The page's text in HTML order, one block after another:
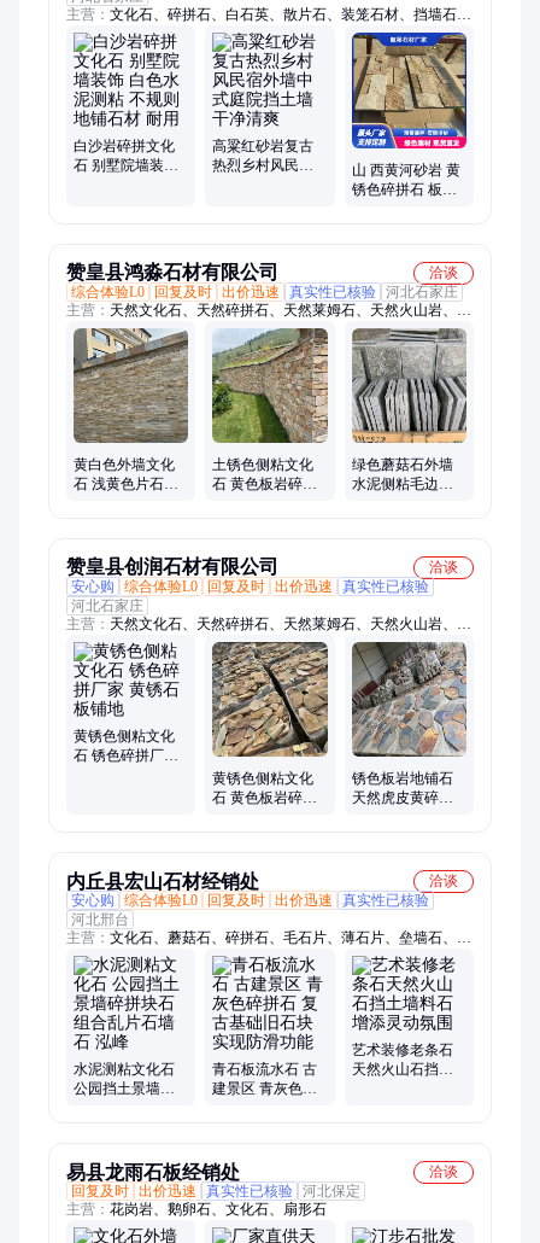
主营： 文化石、碎拼石、白石英、散片石、装笼石材、挡墙石
材、宝石蓝石角、外墙背景墙、水泥测粘板、柏坡黄景观石、粉
砂岩蘑菇石、公园草坪脚踏石、蘑菇石、景观石、垒墙石、砾
石、河卵石、人造仿古石、黄色雨花石、虎皮黄不规则石、黄色
旱溪石
白沙岩碎拼文化
石 别墅院墙装饰
高粱红砂岩复古
热烈乡村风民宿
山 西黄河砂岩 黄
锈色碎拼石 板岩
赞皇县鸿淼石材有限公司
洽谈
综合体验L0
回复及时 出价迅速 真实性已核验 河北石家庄
主营： 天然文化石、天然碎拼石、天然莱姆石、天然火山岩、天
然洞石、天然石皮墙石材、黄色文化石、灰色文化石、黑色文化
石、绿色文化石、白色文化石、灰色碎拼石、黄色碎拼石、黑色
莱姆石、米黄色莱姆石、罗曼米黄莱姆石、皮革面莱姆石、哑光
面莱姆石、米黄色洞石文化石、虎皮石碎拼、锈色文化石、锈色
碎拼石、黄木纹文化石、黄木纹碎拼石、黄砂岩文化石
黄白色外墙文化
石 浅黄色片石碎
土锈色侧粘文化
石 黄色板岩碎拼
绿色蘑菇石外墙
水泥侧粘毛边文
赞皇县创润石材有限公司
洽谈
安心购
综合体验L0 回复及时 出价迅速
真实性已核验
河北石家庄
主营： 天然文化石、天然碎拼石、天然莱姆石、天然火山岩、天
然石皮墙、黑色石皮墙、中国黑石皮、柏坡黄石皮、黑色莱姆
石、米黄色莱姆石、米黄色洞石、天然洞石砖、灰色洞石砖、天
然蘑菇石、少林黑莱姆石、古典米黄莱姆石、秋黄莱姆石、虎皮
石碎拼、黄砂岩文化石、黄木纹文化石、景观墙文化石、黄色文
化石、黄色碎拼石、不规则文化石、黑色文化石
黄锈色侧粘文化
石 锈色碎拼厂家
黄锈色侧粘文化
石 黄色板岩碎拼
锈色板岩地铺石
天然虎皮黄碎拼
内丘县宏山石材经销处
洽谈
安心购
综合体验L0 回复及时 出价迅速
真实性已核验
河北邢台
主营： 文化石、蘑菇石、碎拼石、毛石片、薄石片、垒墙石、护
坡石、地铺石、页岩片、汀步石、踏步石、砌墙石、青石板、旧
石板、老石板、黄木纹、虎皮石、虎皮黄、高粱红、粉砂岩、红
石板、流水石、铺地石、台阶石
水泥测粘文化石
公园挡土景墙碎
青石板流水石 古
建景区 青灰色碎
艺术装修老条石
天然火山石挡土
易县龙雨石板经销处
洽谈
回复及时 出价迅速 真实性已核验 河北保定
主营： 花岗岩、鹅卵石、文化石、扇形石